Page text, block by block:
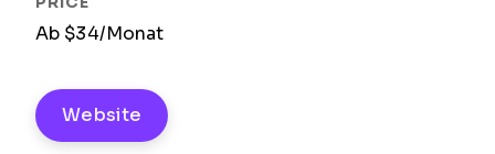
Ab $34/Monat
Website